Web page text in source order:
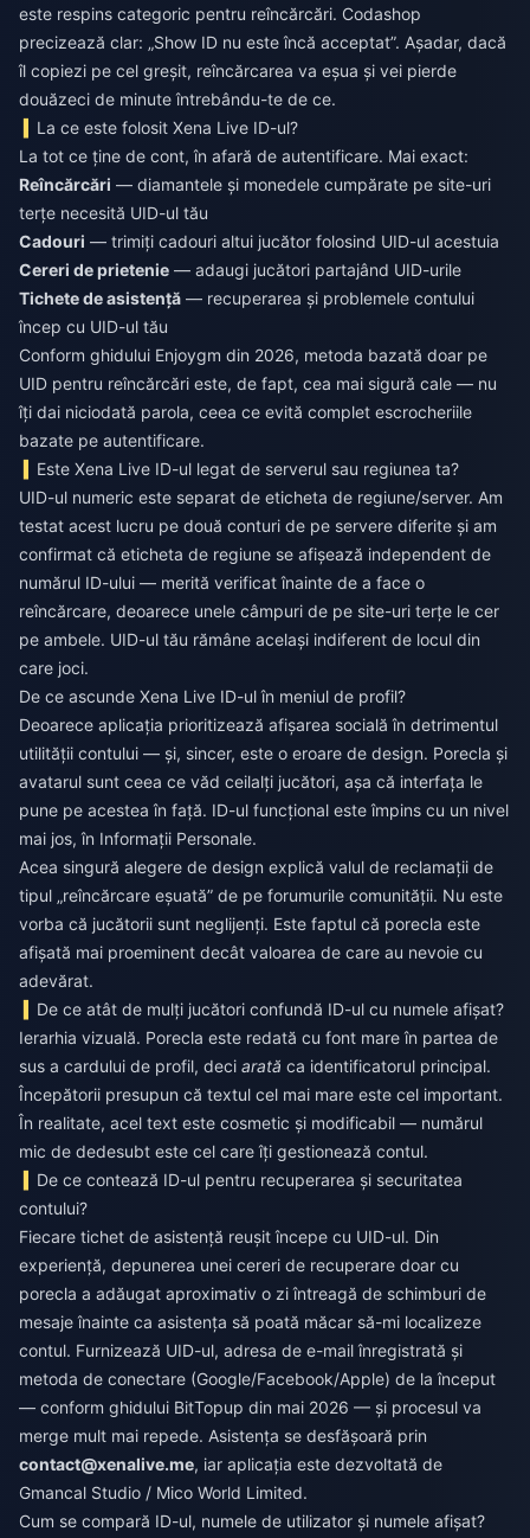
este respins categoric pentru reîncărcări. Codashop
precizează clar: „Show ID nu este încă acceptat”. Așadar, dacă
îl copiezi pe cel greșit, reîncărcarea va eșua și vei pierde
douăzeci de minute întrebându-te de ce.
La ce este folosit Xena Live ID-ul?
La tot ce ține de cont, în afară de autentificare. Mai exact:
Reîncărcări — diamantele și monedele cumpărate pe site-uri
terțe necesită UID-ul tău
Cadouri — trimiți cadouri altui jucător folosind UID-ul acestuia
Cereri de prietenie — adaugi jucători partajând UID-urile
Tichete de asistență — recuperarea și problemele contului
încep cu UID-ul tău
Conform ghidului Enjoygm din 2026, metoda bazată doar pe
UID pentru reîncărcări este, de fapt, cea mai sigură cale — nu
îți dai niciodată parola, ceea ce evită complet escrocheriile
bazate pe autentificare.
Este Xena Live ID-ul legat de serverul sau regiunea ta?
UID-ul numeric este separat de eticheta de regiune/server. Am
testat acest lucru pe două conturi de pe servere diferite și am
confirmat că eticheta de regiune se afișează independent de
numărul ID-ului — merită verificat înainte de a face o
reîncărcare, deoarece unele câmpuri de pe site-uri terțe le cer
pe ambele. UID-ul tău rămâne același indiferent de locul din
care joci.
De ce ascunde Xena Live ID-ul în meniul de profil?
Deoarece aplicația prioritizează afișarea socială în detrimentul
utilității contului — și, sincer, este o eroare de design. Porecla și
avatarul sunt ceea ce văd ceilalți jucători, așa că interfața le
pune pe acestea în față. ID-ul funcțional este împins cu un nivel
mai jos, în Informații Personale.
Acea singură alegere de design explică valul de reclamații de
tipul „reîncărcare eșuată” de pe forumurile comunității. Nu este
vorba că jucătorii sunt neglijenți. Este faptul că porecla este
afișată mai proeminent decât valoarea de care au nevoie cu
adevărat.
De ce atât de mulți jucători confundă ID-ul cu numele afișat?
Ierarhia vizuală. Porecla este redată cu font mare în partea de
sus a cardului de profil, deci arată ca identificatorul principal.
Începătorii presupun că textul cel mai mare este cel important.
În realitate, acel text este cosmetic și modificabil — numărul
mic de dedesubt este cel care îți gestionează contul.
De ce contează ID-ul pentru recuperarea și securitatea
contului?
Fiecare tichet de asistență reușit începe cu UID-ul. Din
experiență, depunerea unei cereri de recuperare doar cu
porecla a adăugat aproximativ o zi întreagă de schimburi de
mesaje înainte ca asistența să poată măcar să-mi localizeze
contul. Furnizează UID-ul, adresa de e-mail înregistrată și
metoda de conectare (Google/Facebook/Apple) de la început
— conform ghidului BitTopup din mai 2026 — și procesul va
merge mult mai repede. Asistența se desfășoară prin
contact@xenalive.me, iar aplicația este dezvoltată de
Gmancal Studio / Mico World Limited.
Cum se compară ID-ul, numele de utilizator și numele afișat?